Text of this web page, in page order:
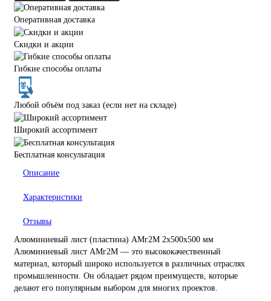
Оперативная доставка
Скидки и акции
Гибкие способы оплаты
Любой объём под заказ (если нет на складе)
Широкий ассортимент
Бесплатная консультация
Описание
Характеристики
Отзывы
Алюминиевый лист (пластина) АМг2М 2х500х500 мм
Алюминиевый лист АМг2М — это высококачественный
материал, который широко используется в различных отраслях
промышленности. Он обладает рядом преимуществ, которые
делают его популярным выбором для многих проектов.